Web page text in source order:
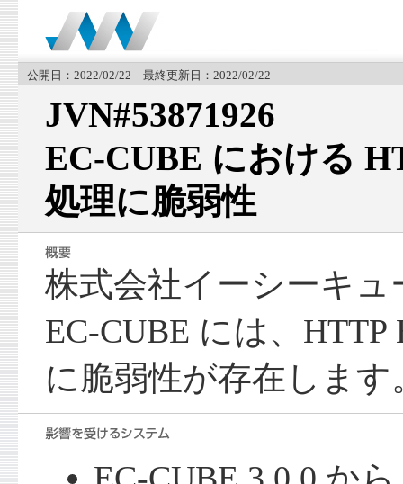
公開日：2022/02/22 最終更新日：2022/02/22
JVN#53871926
EC-CUBE における
処理に脆弱性
株式会社イーシーキ
EC-CUBE には、
に脆弱性が存在します